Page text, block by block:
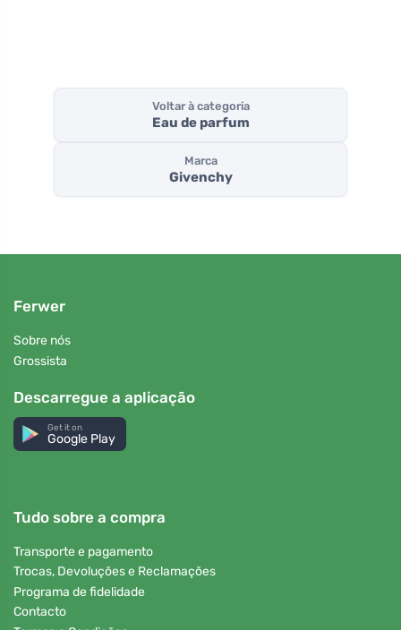
Voltar à categoria
Eau de parfum
Marca
Givenchy
Ferwer
Sobre nós
Grossista
Descarregue a aplicação
Get it on
Google Play
Tudo sobre a compra
Transporte e pagamento
Trocas, Devoluções e Reclamações
Programa de fidelidade
Contacto